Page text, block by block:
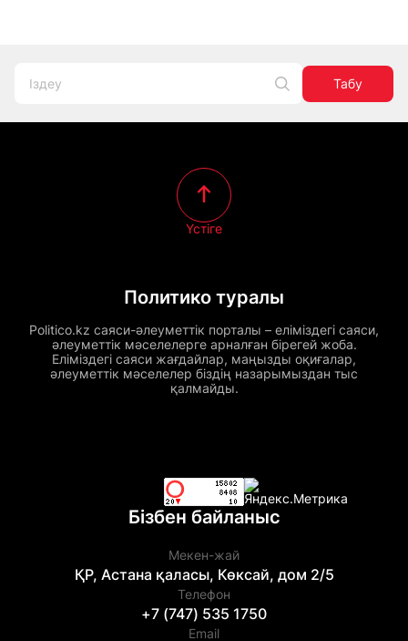
Табу
Политико туралы
Politico.kz саяси-әлеуметтік порталы – еліміздегі саяси,
әлеуметтік мәселелерге арналған бірегей жоба.
Еліміздегі саяси жағдайлар, маңызды оқиғалар,
әлеуметтік мәселелер біздің назарымыздан тыс
қалмайды.
Үстіге
Бізбен байланыс
Мекен-жай
ҚР, Астана қаласы, Көксай, дом 2/5
Телефон
+7 (747) 535 1750
Email